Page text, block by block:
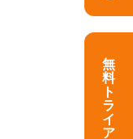
無
料
ト
ラ
イ
ア